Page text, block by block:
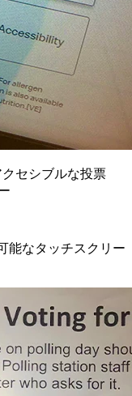
セシブルな投票
能なタッチスクリー